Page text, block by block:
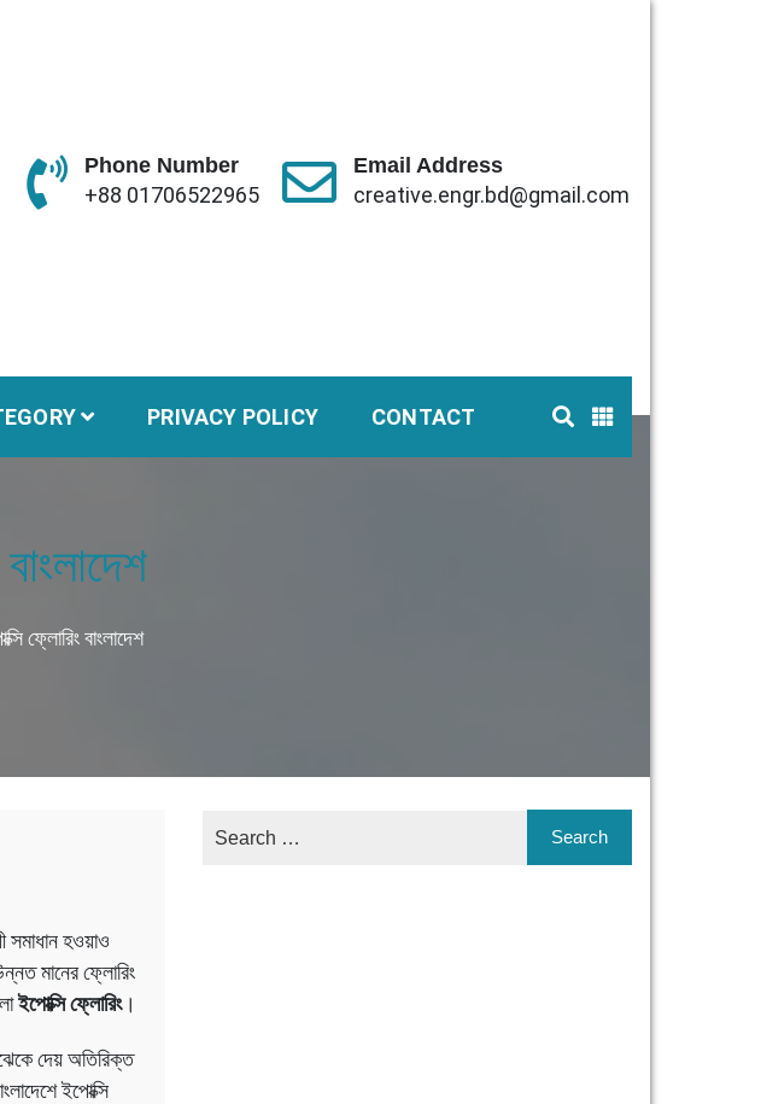
Phone Number
+88 01706522965
Email Address
creative.engr.bd@gmail.com
PRIVACY POLICY CONTACT
ফ্লোরিং বাংলাদেশ
সমাধান হওয়াও
মানের ফ্লোরিং
ইপোক্সি ফ্লোরিং।
দেয় অতিরিক্ত
ইপোক্সি